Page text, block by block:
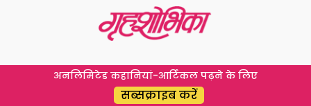
अनलिमिटेड कहानियां-आर्टिकल पढ़ने के लिए
सब्सक्राइब करें